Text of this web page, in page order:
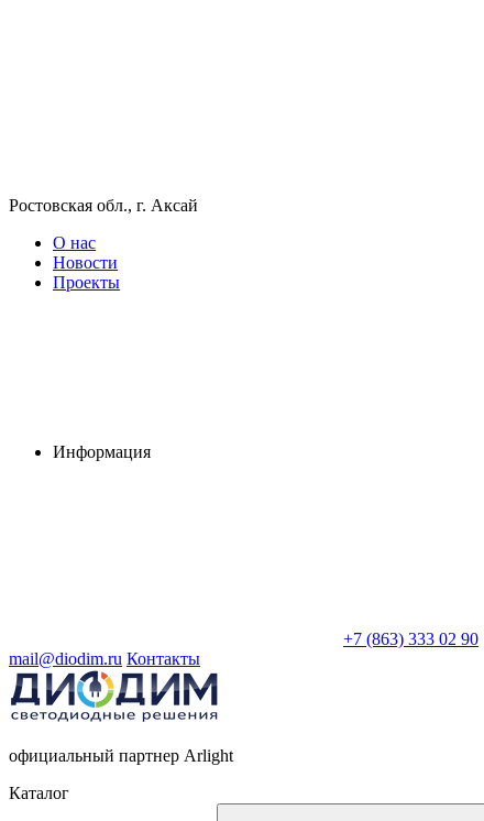
Ростовская обл., г. Аксай
О нас
Новости
Проекты
Информация
+7 (863) 333 02 90
mail@diodim.ru Контакты
официальный партнер Arlight
Каталог